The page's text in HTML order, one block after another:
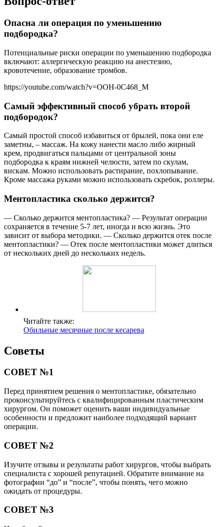
Опасна ли операция по уменьшению
подбородка?
Потенциальные риски операции по уменьшению подбородка
включают: аллергическую реакцию на анестезию,
кровотечение, образование тромбов.
https://youtube.com/watch?v=OOH-0C468_M
Самый эффективный способ убрать второй
подбородок?
Самый простой способ избавиться от брылей, пока они еле
заметны, – массаж. На кожу нанести масло либо жирный
крем, продвигаться пальцами от центральной зоны
подбородка к краям нижней челюсти, затем по скулам,
вискам. Можно использовать растирание, похлопывание.
Кроме массажа руками можно использовать скребок, роллеры.
Ментопластика сколько держится?
— Сколько держится ментопластика? — Результат операции
сохраняется в течение 5-7 лет, иногда и всю жизнь. Это
зависит от выбора методики. — Сколько держится отек после
ментопластики? — Отек после ментопластики может длиться
от нескольких дней до нескольких недель.
Читайте также:
Обильные месячные после кесарева
Советы
СОВЕТ №1
Перед принятием решения о ментопластике, обязательно
проконсультируйтесь с квалифицированным пластическим
хирургом. Он поможет оценить ваши индивидуальные
особенности и предложит наиболее подходящий вариант
операции.
СОВЕТ №2
Изучите отзывы и результаты работ хирургов, чтобы выбрать
специалиста с хорошей репутацией. Обратите внимание на
фотографии “до” и “после”, чтобы понять, чего можно
ожидать от процедуры.
СОВЕТ №3